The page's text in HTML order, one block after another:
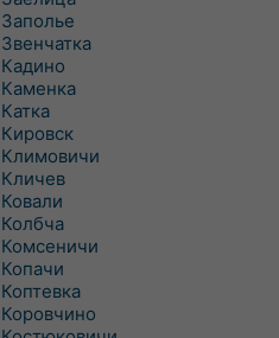
Заполье
Звенчатка
Кадино
Каменка
Катка
Кировск
Климовичи
Кличев
Ковали
Колбча
Комсеничи
Копачи
Коптевка
Коровчино